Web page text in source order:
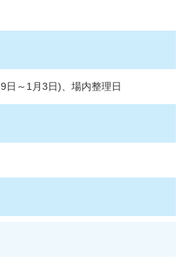
日～1月3日)、場内整理日